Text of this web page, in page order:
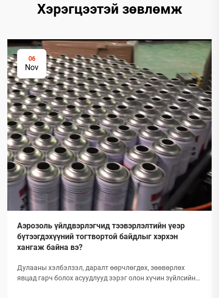
Хэрэгцээтэй зөвлөмж
06
Nov
Аэрозоль үйлдвэрлэгчид тээвэрлэлтийн үеэр
бүтээгдэхүүний тогтвортой байдлыг хэрхэн
хангаж байна вэ?
Дулааны хэлбэлзэл, даралт өөрчлөгдөх, зөөвөрлөх
явцад гарч болох асуудлууд зэрэг олон хүчин зүйлсийн